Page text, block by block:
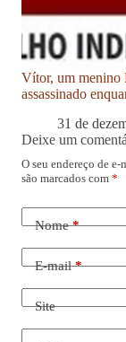
Vítor, um menino
assassinado
31 de
Deixe um
O seu endereço de
são marcados com *
Nome*
E-mail*
Site